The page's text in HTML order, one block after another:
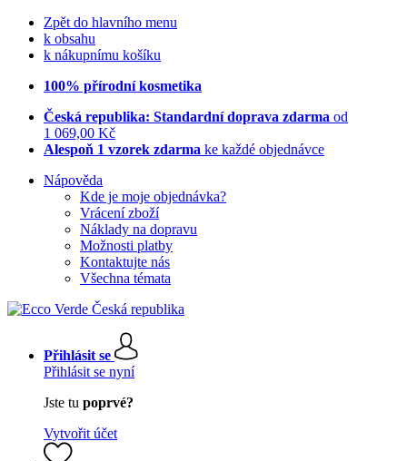
Zpět do hlavního menu
k obsahu
k nákupnímu košíku
100% přírodní kosmetika
Česká republika: Standardní doprava zdarma od
1 069,00 Kč
Alespoň 1 vzorek zdarma ke každé objednávce
Nápověda
Kde je moje objednávka?
Vrácení zboží
Náklady na dopravu
Možnosti platby
Kontaktujte nás
Všechna témata
Přihlásit se
Přihlásit se nyní
Jste tu poprvé?
Vytvořit účet